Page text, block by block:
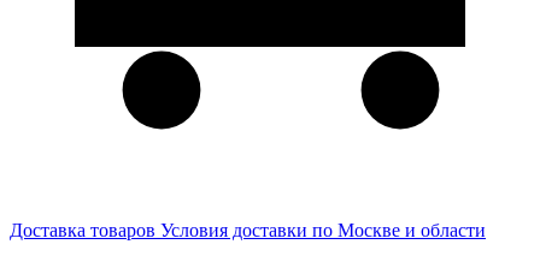
Доставка товаров Условия доставки по Москве и области